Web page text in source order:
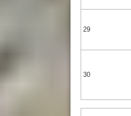
29
30